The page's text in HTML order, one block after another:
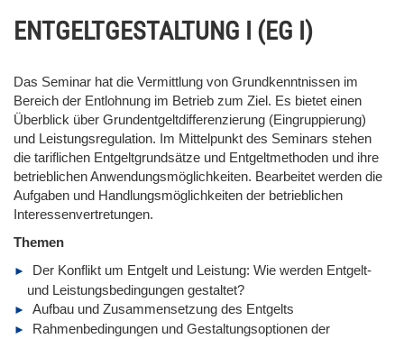
ENTGELTGESTALTUNG I (EG I)
Das Seminar hat die Vermittlung von Grundkenntnissen im
Bereich der Entlohnung im Betrieb zum Ziel. Es bietet einen
Überblick über Grundentgeltdifferenzierung (Eingruppierung)
und Leistungsregulation. Im Mittelpunkt des Seminars stehen
die tariflichen Entgeltgrundsätze und Entgeltmethoden und ihre
betrieblichen Anwendungsmöglichkeiten. Bearbeitet werden die
Aufgaben und Handlungsmöglichkeiten der betrieblichen
Interessenvertretungen.
Themen
Der Konflikt um Entgelt und Leistung: Wie werden Entgelt-
und Leistungsbedingungen gestaltet?
Aufbau und Zusammensetzung des Entgelts
Rahmenbedingungen und Gestaltungsoptionen der